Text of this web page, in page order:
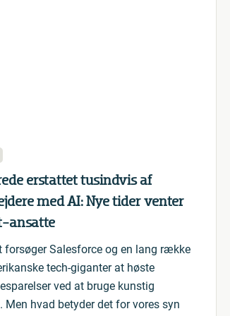
erstattet tusindvis af
med AI: Nye tider venter
ansatte
forsøger Salesforce og en lang række
tech-giganter at høste
ved at bruge kunstig
Men hvad betyder det for vores syn